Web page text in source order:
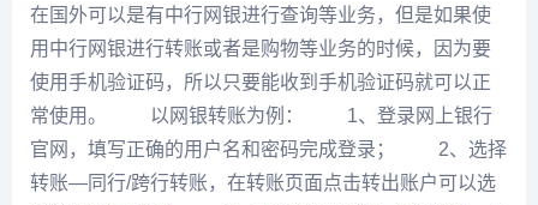
在国外可以是有中行网银进行查询等业务，但是如果使
用中行网银进行转账或者是购物等业务的时候，因为要
使用手机验证码，所以只要能收到手机验证码就可以正
常使用。 以网银转账为例： 1、登录网上银行
官网，填写正确的用户名和密码完成登录； 2、选择
转账—同行/跨行转账，在转账页面点击转出账户可以选